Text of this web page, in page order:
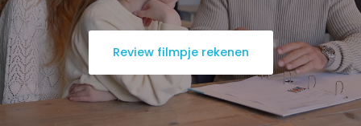
Review filmpje rekenen